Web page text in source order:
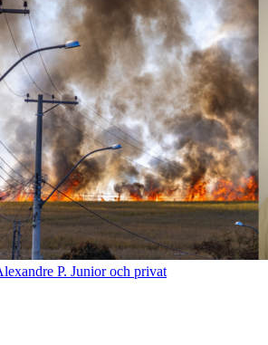
P. Junior och privat